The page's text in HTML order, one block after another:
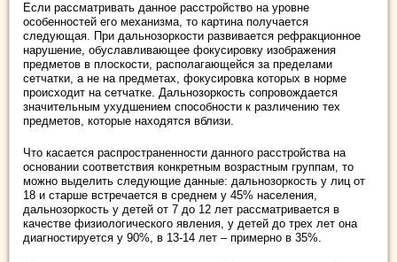
Если рассматривать данное расстройство на уровне
особенностей его механизма, то картина получается
следующая. При дальнозоркости развивается рефракционное
нарушение, обуславливающее фокусировку изображения
предметов в плоскости, располагающейся за пределами
сетчатки, а не на предметах, фокусировка которых в норме
происходит на сетчатке. Дальнозоркость сопровождается
значительным ухудшением способности к различению тех
предметов, которые находятся вблизи.
Что касается распространенности данного расстройства на
основании соответствия конкретным возрастным группам, то
можно выделить следующие данные: дальнозоркость у лиц от
18 и старше встречается в среднем у 45% населения,
дальнозоркость у детей от 7 до 12 лет рассматривается в
качестве физиологического явления, у детей до трех лет она
диагностируется у 90%, в 13-14 лет – примерно в 35%.